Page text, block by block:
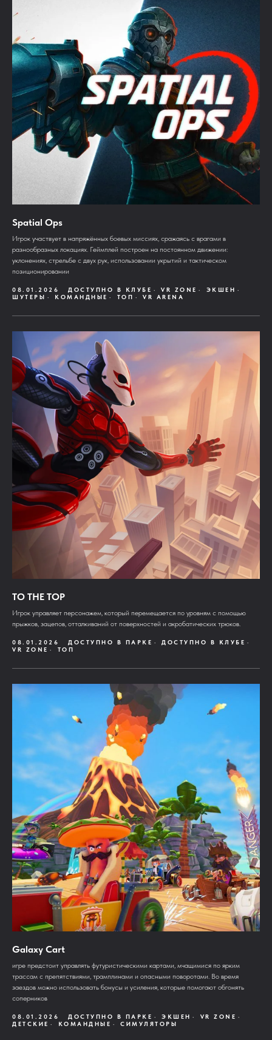
Spatial Ops
Игрок участвует в напряжённых боевых миссиях, сражаясь с врагами в
разнообразных локациях. Геймплей построен на постоянном движении:
уклонениях, стрельбе с двух рук, использовании укрытий и тактическом
позиционировании
08.01.2026 ДОСТУПНО В КЛУБЕ VR ZONE
ЭКШЕН
ШУТЕРЫ
КОМАНДНЫЕ ТОП VR ARENA
TO THE TOP
Игрок управляет персонажем, который перемещается по уровням с помощью
прыжков, зацепов, отталкиваний от поверхностей и акробатических трюков.
08.01.2026 ДОСТУПНО В ПАРКЕ
ДОСТУПНО В КЛУБЕ
VR ZONE
ТОП
Galaxy Cart
игре предстоит управлять футуристическими картами, мчащимися по ярким
трассам с препятствиями, трамплинами и опасными поворотами. Во время
заездов можно использовать бонусы и усиления, которые помогают обгонять
соперников
08.01.2026 ДОСТУПНО В ПАРКЕ ЭКШЕН
VR ZONE
ДЕТСКИЕ
КОМАНДНЫЕ СИМУЛЯТОРЫ